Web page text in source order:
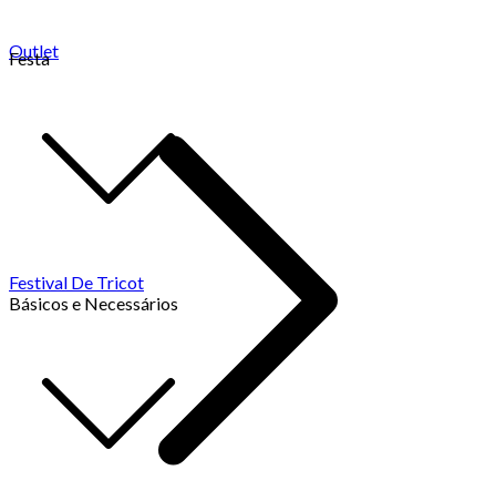
Festa
Festival De Tricot
Básicos e Necessários
Outlet